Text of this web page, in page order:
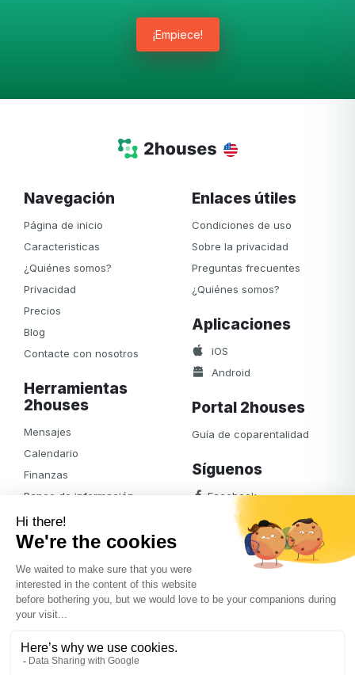
¡Empiece!
Navegación
Página de inicio
Caracteristicas
¿Quiénes somos?
Privacidad
Precios
Blog
Contacte con nosotros
Herramientas
2houses
Mensajes
Calendario
Finanzas
Banco de información
Notificaciones
Álbumes de foto
Acceso
Enlaces útiles
Condiciones de uso
Sobre la privacidad
Preguntas frecuentes
¿Quiénes somos?
Aplicaciones
iOS
Android
Portal 2houses
Guía de coparentalidad
Síguenos
Facebook